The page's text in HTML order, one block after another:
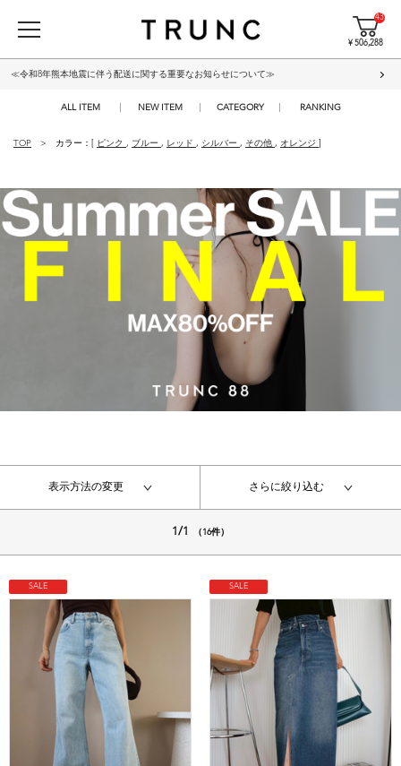
43
¥ 506,288
≪令和8年熊本地震に伴う配送に関する重要なお知らせについて≫
ALL ITEM NEW ITEM CATEGORY RANKING
TOP カラー：[ ピンク , ブルー , レッド , シルバー , その他 , オレンジ
表示方法の変更 さらに絞り込む
1/1 （16件）
SALE SALE